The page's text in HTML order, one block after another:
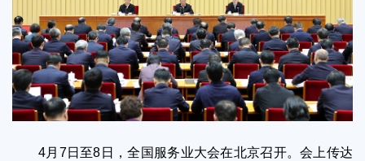
4月7日至8日，全国服务业大会在北京召开。会上传达